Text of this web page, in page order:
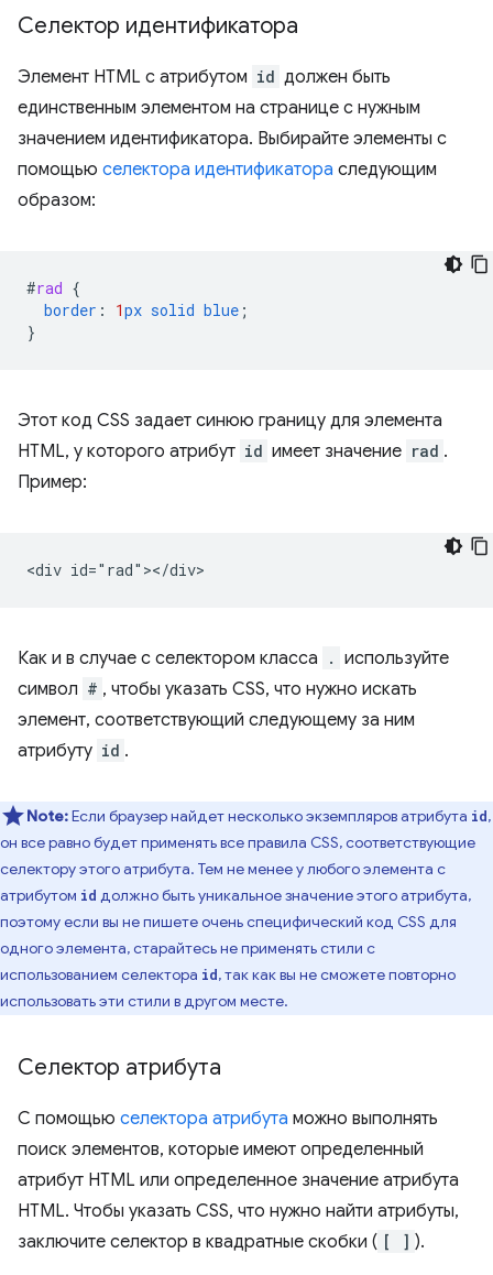
Селектор идентификатора
Элемент HTML с атрибутом id должен быть
единственным элементом на странице с нужным
значением идентификатора. Выбирайте элементы с
помощью селектора идентификатора следующим
образом:
#rad {
border : 1px solid blue ;
}
Этот код CSS задает синюю границу для элемента
HTML, у которого атрибут id имеет значение rad .
Пример:
Как и в случае с селектором класса . используйте
символ # , чтобы указать CSS, что нужно искать
элемент, соответствующий следующему за ним
атрибуту id .
Note:Если браузер найдет несколько экземпляров атрибута id,
он все равно будет применять все правила CSS, соответствующие
селектору этого атрибута. Тем не менее у любого элемента с
атрибутом id должно быть уникальное значение этого атрибута,
поэтому если вы не пишете очень специфический код CSS для
одного элемента, старайтесь не применять стили с
использованием селектора id, так как вы не сможете повторно
использовать эти стили в другом месте.
Селектор атрибута
С помощью селектора атрибута можно выполнять
поиск элементов, которые имеют определенный
атрибут HTML или определенное значение атрибута
HTML. Чтобы указать CSS, что нужно найти атрибуты,
заключите селектор в квадратные скобки ( [ ] ).